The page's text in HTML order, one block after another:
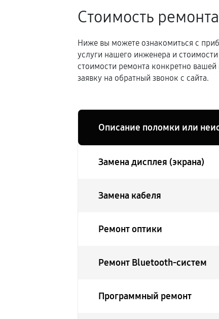
Стоимость
Ниже вы можете ознакомиться с
услуги нашего инженера и
стоимости ремонта конкретно
заявку на обратный звонок с сайта.
Описание поломки или
Замена дисплея (экрана)
Замена кабеля
Ремонт оптики
Ремонт Bluetooth-систем
Программный ремонт